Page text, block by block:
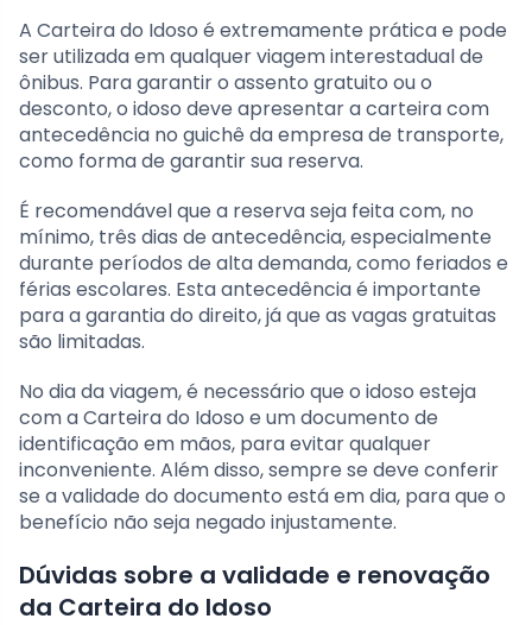
A Carteira do Idoso é extremamente prática e pode
ser utilizada em qualquer viagem interestadual de
ônibus. Para garantir o assento gratuito ou o
desconto, o idoso deve apresentar a carteira com
antecedência no guichê da empresa de transporte,
como forma de garantir sua reserva.
É recomendável que a reserva seja feita com, no
mínimo, três dias de antecedência, especialmente
durante períodos de alta demanda, como feriados e
férias escolares. Esta antecedência é importante
para a garantia do direito, já que as vagas gratuitas
são limitadas.
No dia da viagem, é necessário que o idoso esteja
com a Carteira do Idoso e um documento de
identificação em mãos, para evitar qualquer
inconveniente. Além disso, sempre se deve conferir
se a validade do documento está em dia, para que o
benefício não seja negado injustamente.
Dúvidas sobre a validade e renovação
da Carteira do Idoso